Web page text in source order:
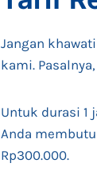
Jangan
kami.
Untuk durasi 1
Anda
Rp300.000.